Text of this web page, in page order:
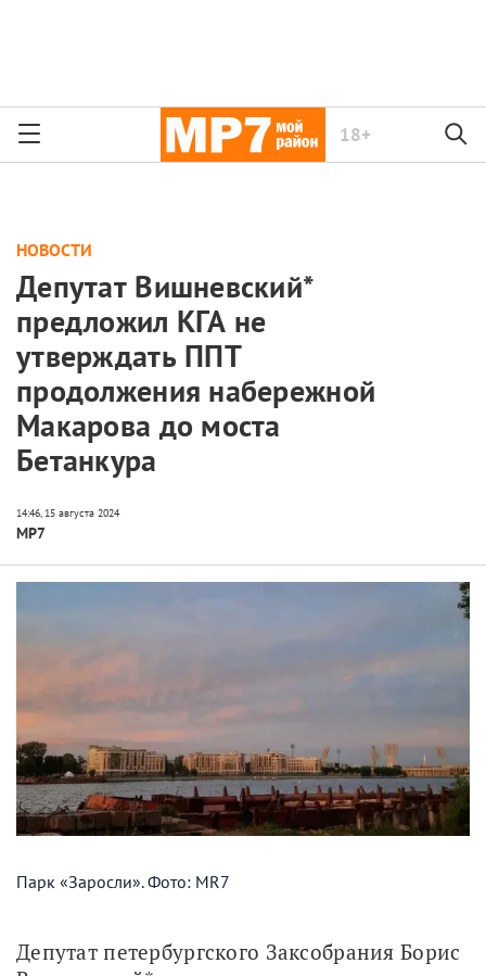
18+
НОВОСТИ
Депутат Вишневский*
предложил КГА не
утверждать ППТ
продолжения набережной
Макарова до моста
Бетанкура
МР7
Парк «Заросли». Фото: MR7
Депутат петербургского Заксобрания Борис